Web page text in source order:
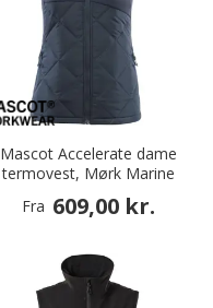
Mascot Accelerate dame
termovest, Mørk Marine
Fra 609,00 kr.